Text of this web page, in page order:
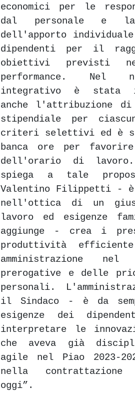
economici per le
dal personale e la
dell'apporto
dipendenti per il
obiettivi previsti
performance. Nel
integrativo è stata
anche l'attribuzione
stipendiale per
criteri selettivi ed è
banca ore per
dell'orario di
spiega a tale
Valentino Filippetti - è
nell'ottica di un
lavoro ed esigenze
aggiunge - crea i
produttività
amministrazione
prerogative e delle
personali.
il Sindaco - è da
esigenze dei
interpretare le
che aveva già
agile nel Piao 2023-
nella
oggi”.